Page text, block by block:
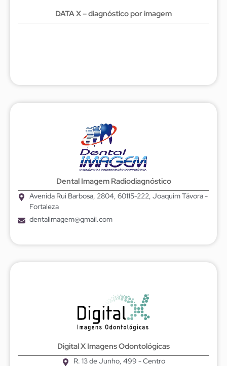
DATA X – diagnóstico por imagem
Dental Imagem Radiodiagnóstico
Avenida Rui Barbosa, 2804, 60115-222, Joaquim Távora -
Fortaleza
dentalimagem@gmail.com
Digital X Imagens Odontológicas
R. 13 de Junho, 499 - Centro